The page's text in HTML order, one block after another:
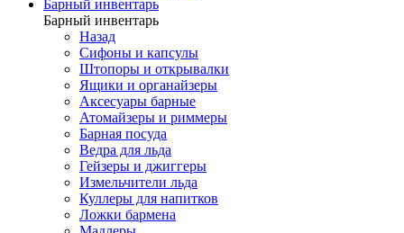
Барный инвентарь
Барный инвентарь
Назад
Сифоны и капсулы
Штопоры и открывалки
Ящики и органайзеры
Аксесуары барные
Атомайзеры и риммеры
Барная посуда
Ведра для льда
Гейзеры и джиггеры
Измельчители льда
Куллеры для напитков
Ложки бармена